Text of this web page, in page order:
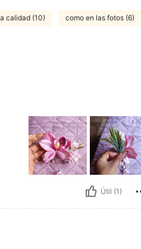
calidad (10) como en las fotos (6)
Útil (1)